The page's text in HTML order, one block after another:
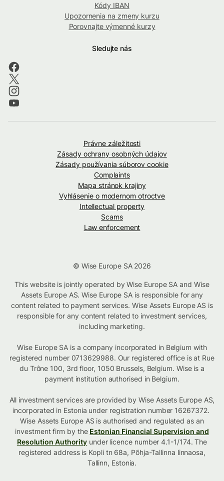
Kódy IBAN
Upozornenia na zmeny kurzu
Porovnajte výmenné kurzy
Sledujte nás
Právne záležitosti
Zásady ochrany osobných údajov
Zásady používania súborov cookie
Complaints
Mapa stránok krajiny
Vyhlásenie o modernom otroctve
Intellectual property
Scams
Law enforcement
© Wise Europe SA 2026
This website is jointly operated by Wise Europe SA and Wise
Assets Europe AS. Wise Europe SA is responsible for any
content related to payment services. Wise Assets Europe AS is
responsible for any content related to investment services,
including marketing.
Wise Europe SA is a company incorporated in Belgium with
registered number 0713629988. Our registered office is at Rue
du Trône 100, 3rd floor, 1050 Brussels, Belgium. Wise is a
payment institution authorised in Belgium.
All investment services are provided by Wise Assets Europe AS,
incorporated in Estonia under registration number 16267372.
Wise Assets Europe AS is authorised and regulated as an
investment firm by the Estonian Financial Supervision and
Resolution Authority under licence number 4.1-1/174. The
registered address is Kopli tn 68a, Põhja-Tallinna linnaosa,
Tallinn, Estonia.